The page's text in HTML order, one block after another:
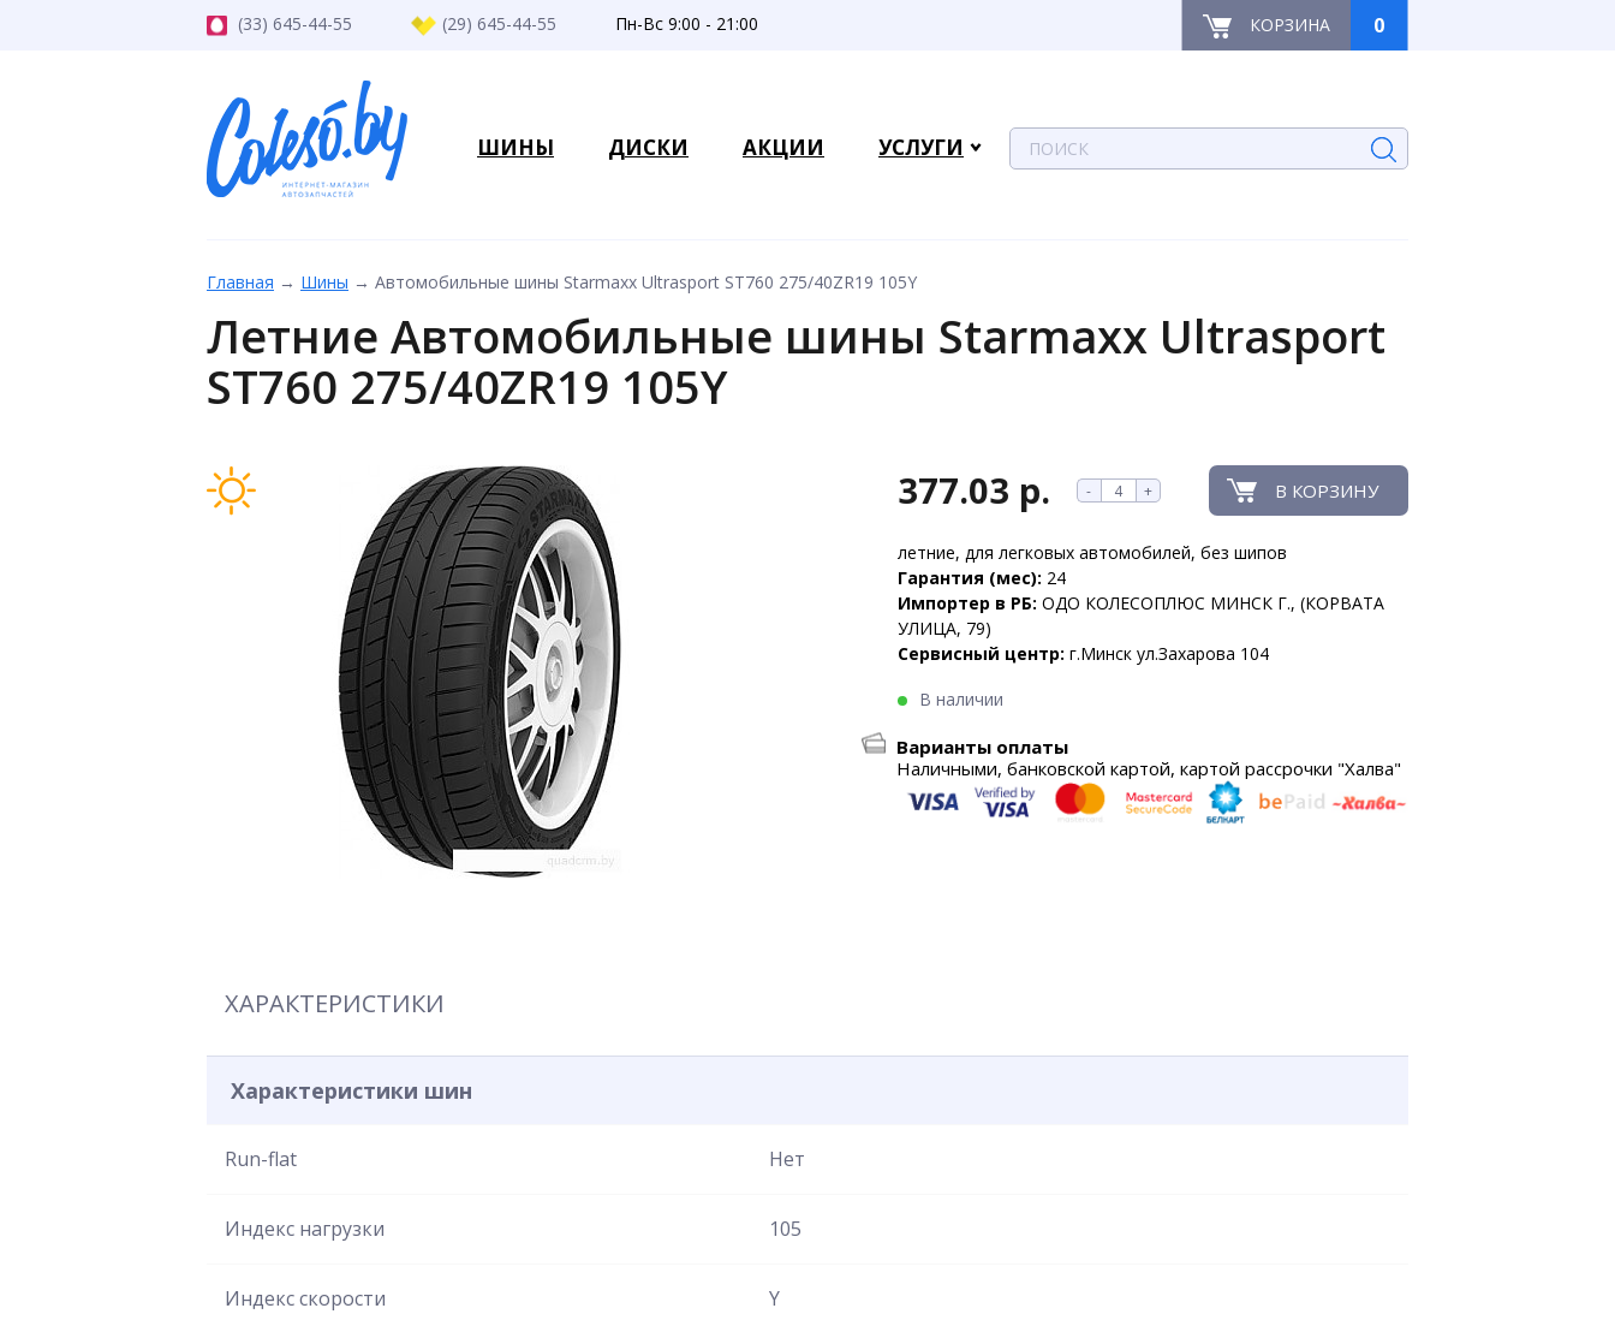
(33) 645-44-55 (29) 645-44-55 Пн-Вс 9:00 - 21:00 КОРЗИНА 0
ШИНЫ ДИСКИ АКЦИИ УСЛУГИ
Главная → Шины → Автомобильные шины Starmaxx Ultrasport ST760 275/40ZR19 105Y
Летние Автомобильные шины Starmaxx Ultrasport
ST760 275/40ZR19 105Y
377.03 р. - + В КОРЗИНУ
летние, для легковых автомобилей, без шипов
Гарантия (мес): 24
Импортер в РБ: ОДО КОЛЕСОПЛЮС МИНСК Г., (КОРВАТА
УЛИЦА, 79)
Сервисный центр: г.Минск ул.Захарова 104
В наличии
Варианты оплаты
Наличными, банковской картой, картой рассрочки "Халва"
ХАРАКТЕРИСТИКИ
Характеристики шин
Run-flat Нет
Индекс нагрузки 105
Индекс скорости Y